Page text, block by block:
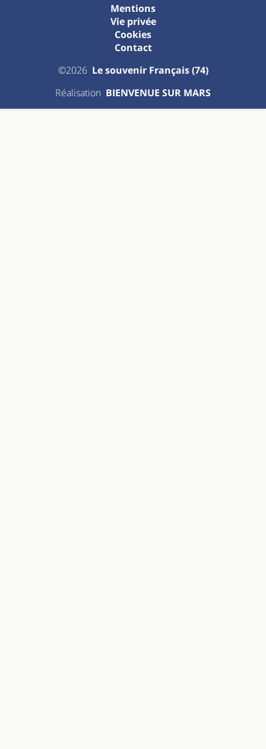
©2026 Le souvenir Français (74)
Mentions
Vie privée
Cookies
Contact
Réalisation BIENVENUE SUR MARS